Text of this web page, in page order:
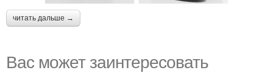
читать дальше →
Вас может заинтересовать